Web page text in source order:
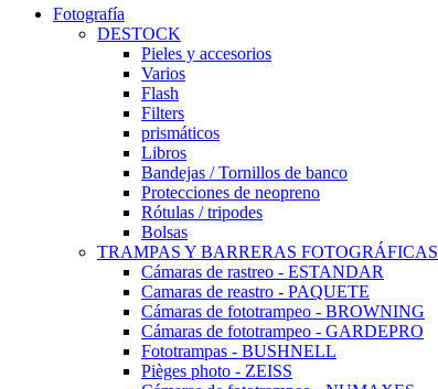
Fotografía
DESTOCK
Pieles y accesorios
Varios
Flash
Filters
prismáticos
Libros
Bandejas / Tornillos de banco
Protecciones de neopreno
Rótulas / tripodes
Bolsas
TRAMPAS Y BARRERAS FOTOGRÁFICAS
Cámaras de rastreo - ESTANDAR
Camaras de reastro - PAQUETE
Cámaras de fototrampeo - BROWNING
Cámaras de fototrampeo - GARDEPRO
Fototrampas - BUSHNELL
Pièges photo - ZEISS